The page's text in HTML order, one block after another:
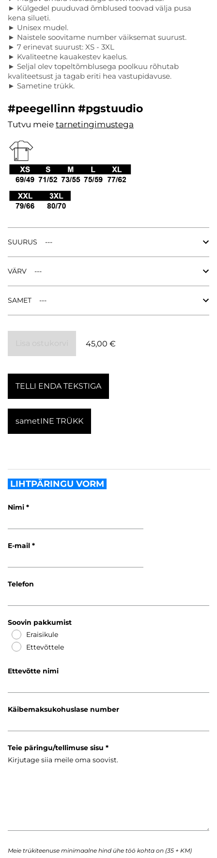
► Külgedel puuduvad õmblused toovad välja pusa
kena silueti.
► Unisex mudel.
► Naistele soovitame number väiksemat suurust.
► 7 erinevat suurust: XS - 3XL
► Kvaliteetne kauakestev kaelus.
► Seljal olev topeltõmblusega poolkuu rõhutab
kvaliteetsust ja tagab eriti hea vastupidavuse.
► Sametine trükk.
#peegellinn #pgstuudio
Tutvu meie tarnetingimustega
SUURUS
VÄRV
SAMET
45,00 €
TELLI ENDA TEKSTIGA
sametINE TRÜKK
LIHTPÄRINGU VORM
Nimi
E-mail
Telefon
Soovin pakkumist
Eraisikule
Ettevõttele
Ettevõtte nimi
Käibemaksukohuslase number
Teie päringu/tellimuse sisu
Meie trükiteenuse minimaalne hind ühe töö kohta on (35 + KM)